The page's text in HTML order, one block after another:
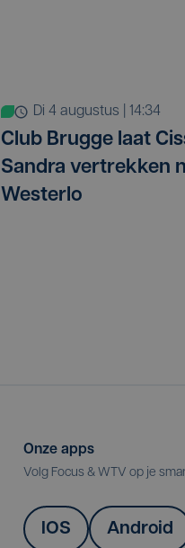
di 4 augustus | 14:34
Club Brugge laat
Sandra vertrekken
Westerlo
Onze apps
Volg Focus & WTV op je
IOS Android